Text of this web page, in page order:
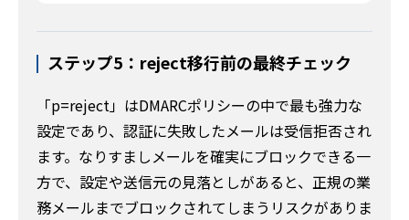
ステップ5：reject移行前の最終チェック
「p=reject」はDMARCポリシーの中で最も強力な
設定であり、認証に失敗したメールは受信拒否され
ます。なりすましメールを確実にブロックできる一
方で、設定や送信元の見落としがあると、正規の業
務メールまでブロックされてしまうリスクがありま